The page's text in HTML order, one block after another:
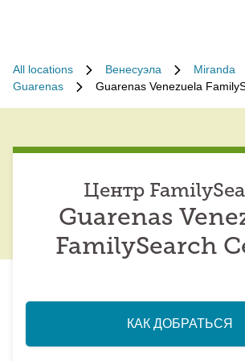
All locations Венесуэла
Miranda
Guarenas
Guarenas Venezuela
Центр
Guarenas
FamilySearch
КАК ДОБРАТЬСЯ